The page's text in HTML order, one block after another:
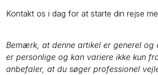
Kontakt os i dag for at starte din rejse
Bemærk, at denne artikel er generel
er personlige og kan variere ikke kun
anbefaler, at du søger professionel